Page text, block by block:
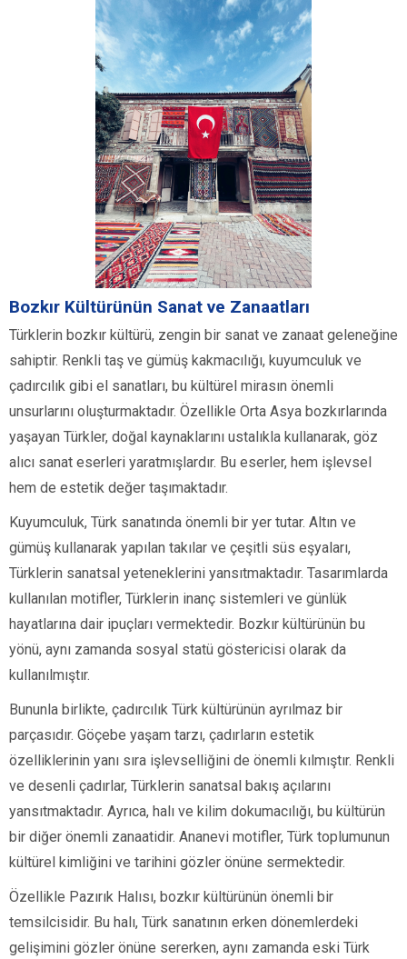
Bozkır Kültürünün Sanat ve Zanaatları
Türklerin bozkır kültürü, zengin bir sanat ve zanaat geleneğine
sahiptir. Renkli taş ve gümüş kakmacılığı, kuyumculuk ve
çadırcılık gibi el sanatları, bu kültürel mirasın önemli
unsurlarını oluşturmaktadır. Özellikle Orta Asya bozkırlarında
yaşayan Türkler, doğal kaynaklarını ustalıkla kullanarak, göz
alıcı sanat eserleri yaratmışlardır. Bu eserler, hem işlevsel
hem de estetik değer taşımaktadır.
Kuyumculuk, Türk sanatında önemli bir yer tutar. Altın ve
gümüş kullanarak yapılan takılar ve çeşitli süs eşyaları,
Türklerin sanatsal yeteneklerini yansıtmaktadır. Tasarımlarda
kullanılan motifler, Türklerin inanç sistemleri ve günlük
hayatlarına dair ipuçları vermektedir. Bozkır kültürünün bu
yönü, aynı zamanda sosyal statü göstericisi olarak da
kullanılmıştır.
Bununla birlikte, çadırcılık Türk kültürünün ayrılmaz bir
parçasıdır. Göçebe yaşam tarzı, çadırların estetik
özelliklerinin yanı sıra işlevselliğini de önemli kılmıştır. Renkli
ve desenli çadırlar, Türklerin sanatsal bakış açılarını
yansıtmaktadır. Ayrıca, halı ve kilim dokumacılığı, bu kültürün
bir diğer önemli zanaatidir. Ananevi motifler, Türk toplumunun
kültürel kimliğini ve tarihini gözler önüne sermektedir.
Özellikle Pazırık Halısı, bozkır kültürünün önemli bir
temsilcisidir. Bu halı, Türk sanatının erken dönemlerdeki
gelişimini gözler önüne sererken, aynı zamanda eski Türk